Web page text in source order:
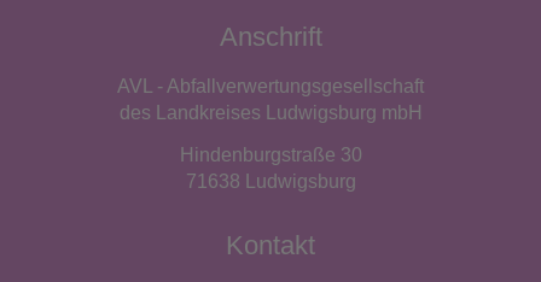
Anschrift
AVL - Abfallverwertungsgesellschaft
des Landkreises Ludwigsburg mbH
Hindenburgstraße 30
71638 Ludwigsburg
Kontakt